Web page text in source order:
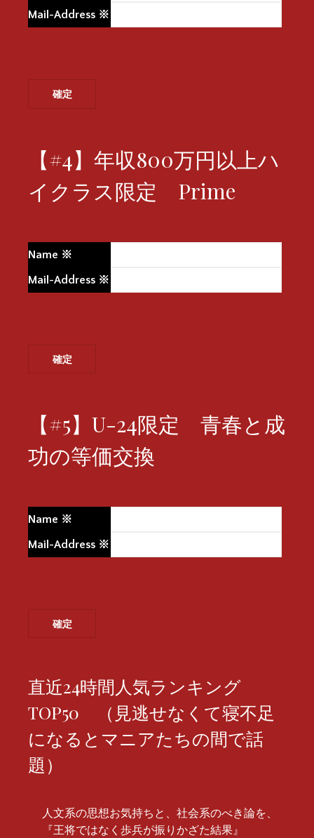
Mail-Address ※
【#4】年収800万円以上ハ
イクラス限定 Prime
Name ※
Mail-Address ※
【#5】U-24限定 青春と成
功の等価交換
Name ※
Mail-Address ※
直近24時間人気ランキング
TOP50 （見逃せなくて寝不足
になるとマニアたちの間で話
題）
人文系の思想お気持ちと、社会系のべき論を、
『王将ではなく歩兵が振りかざた結果』